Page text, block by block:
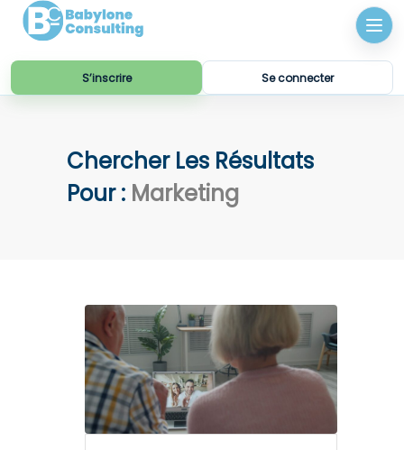
S’inscrire Se connecter
Chercher Les Résultats
Pour : Marketing